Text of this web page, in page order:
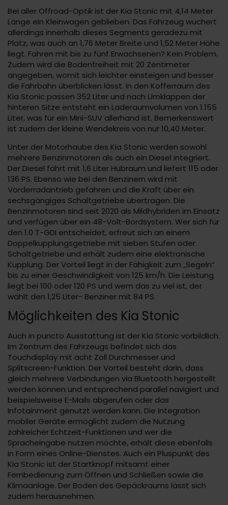
Bei aller Offroad-Optik ist der Kia Stonic mit 4,14 Meter
Länge ein Kleinwagen geblieben. Das Fahrzeug wuchert
allerdings innerhalb dieses Segments geradezu mit
Platz, was auch an 1,76 Meter Breite und 1,52 Meter Höhe
liegt. Fahren mit bis zu fünf Erwachsenen? Kein Problem.
Zudem wird die Bodenfreiheit mit 20 Zentimeter
angegeben, womit sich leichter einsteigen und besser
die Fahrbahn überblicken lässt. In den Kofferraum des
Kia Stonic passen 352 Liter und nach Umklappen der
hinteren Sitze entsteht ein Laderaumvolumen von 1.155
Liter, was für ein Mini-SUV allerhand ist. Bemerkenswert
ist zudem der kleine Wendekreis von nur 10,40 Meter.
Unter der Motorhaube des Kia Stonic werden sowohl
mehrere Benzinmotoren als auch ein Diesel integriert.
Der Diesel fährt mit 1,6 Liter Hubraum und liefert 115 oder
136 PS. Ebenso wie bei den Benzinern wird mit
Vorderradantrieb gefahren und die Kraft über ein
sechsgängiges Schaltgetriebe übertragen. Die
Benzinmotoren sind seit 2020 als Mildhybriden im Einsatz
und verfügen über ein 48-Volt-Bordsystem. Wer sich für
den 1.0 T-GDI entscheidet, erfreut sich an einem
Doppelkupplungsgetriebe mit sieben Stufen oder
Schaltgetriebe und erhält zudem eine elektronische
Kupplung. Der Vorteil liegt in der Fähigkeit zum „Segeln“
bis zu einer Geschwindigkeit von 125 km/h. Die Leistung
liegt bei 100 oder 120 PS und wem das zu viel ist, der
wählt den 1,25 Liter- Benziner mit 84 PS.
Möglichkeiten des Kia Stonic
Auch in puncto Ausstattung ist der Kia Stonic vorbildlich.
Im Zentrum des Fahrzeugs befindet sich das
Touchdisplay mit acht Zoll Durchmesser und
Splitscreen-Funktion. Der Vorteil besteht darin, dass
gleich mehrere Verbindungen via Bluetooth hergestellt
werden können und entsprechend parallel navigiert und
beispielsweise E-Mails abgerufen oder das
Infotainment genutzt werden kann. Die Integration
mobiler Geräte ermöglicht zudem die Nutzung
zahlreicher Echtzeit-Funktionen und wer die
Spracheingabe nutzen möchte, erhält diese ebenfalls
in Form eines Online-Dienstes. Auch ein Pluspunkt des
Kia Stonic ist der Startknopf mitsamt einer
Fernbedienung zum Öffnen und Schließen sowie die
Klimaanlage. Der Boden des Gepäckraums lässt sich
zudem herausnehmen.